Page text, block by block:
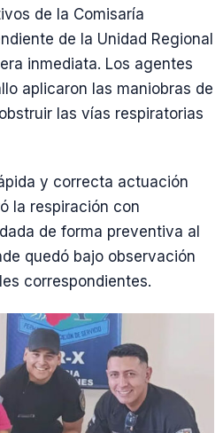
de la Comisaría
de la Unidad Regional
inmediata. Los agentes
aplicaron las maniobras de
las vías respiratorias
y correcta actuación
la respiración con
de forma preventiva al
quedó bajo observación
correspondientes.